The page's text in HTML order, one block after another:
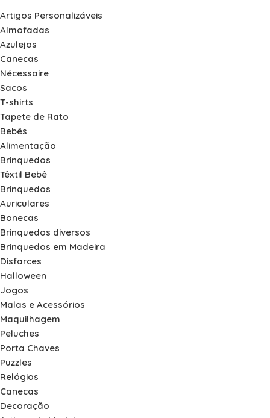
Artigos Personalizáveis
Almofadas
Azulejos
Canecas
Nécessaire
Sacos
T-shirts
Tapete de Rato
Bebês
Alimentação
Brinquedos
Têxtil Bebê
Brinquedos
Auriculares
Bonecas
Brinquedos diversos
Brinquedos em Madeira
Disfarces
Halloween
Jogos
Malas e Acessórios
Maquilhagem
Peluches
Porta Chaves
Puzzles
Relógios
Canecas
Decoração